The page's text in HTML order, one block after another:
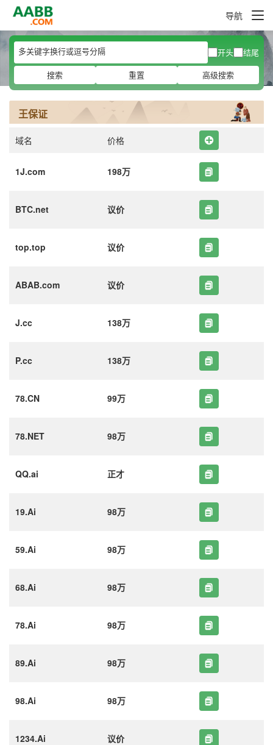
导航
开头
结尾
搜索
重置 高级搜索
王保证
域名 价格
1J.com 198万
BTC.net 议价
top.top 议价
ABAB.com 议价
J.cc 138万
P.cc 138万
78.CN 99万
78.NET 98万
QQ.ai 正才
19.Ai 98万
59.Ai 98万
68.Ai 98万
78.Ai 98万
89.Ai 98万
98.Ai 98万
1234.Ai 议价